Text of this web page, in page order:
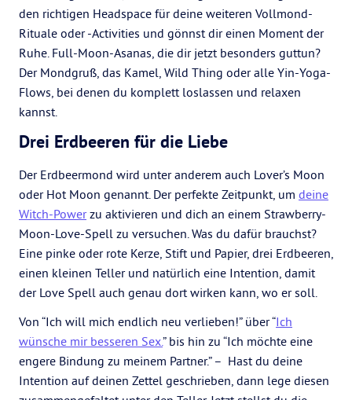
den richtigen Headspace für deine weiteren Vollmond-
Rituale oder -Activities und gönnst dir einen Moment der
Ruhe. Full-Moon-Asanas, die dir jetzt besonders guttun?
Der Mondgruß, das Kamel, Wild Thing oder alle Yin-Yoga-
Flows, bei denen du komplett loslassen und relaxen
kannst.
Drei Erdbeeren für die Liebe
Der Erdbeermond wird unter anderem auch Lover’s Moon
oder Hot Moon genannt. Der perfekte Zeitpunkt, um deine
Witch-Powerzu aktivieren und dich an einem Strawberry-
Moon-Love-Spell zu versuchen. Was du dafür brauchst?
Eine pinke oder rote Kerze, Stift und Papier, drei Erdbeeren,
einen kleinen Teller und natürlich eine Intention, damit
der Love Spell auch genau dort wirken kann, wo er soll.
Von “Ich will mich endlich neu verlieben!” über “Ich
wünsche mir besseren Sex.” bis hin zu “Ich möchte eine
engere Bindung zu meinem Partner.” – Hast du deine
Intention auf deinen Zettel geschrieben, dann lege diesen